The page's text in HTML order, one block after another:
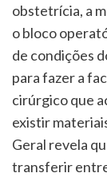
obstetrícia, a
o bloco
de condições
para fazer a
cirúrgico que
existir
Geral revela
transferir